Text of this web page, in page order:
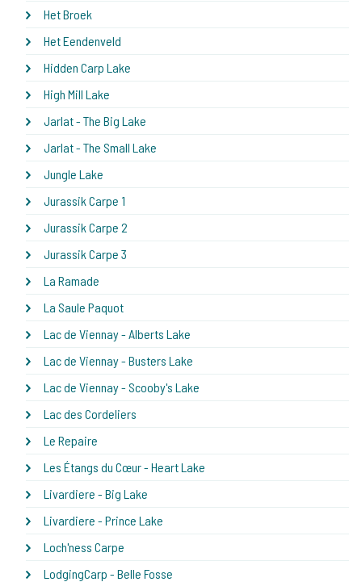
Het Broek
Het Eendenveld
Hidden Carp Lake
High Mill Lake
Jarlat - The Big Lake
Jarlat - The Small Lake
Jungle Lake
Jurassik Carpe 1
Jurassik Carpe 2
Jurassik Carpe 3
La Ramade
La Saule Paquot
Lac de Viennay - Alberts Lake
Lac de Viennay - Busters Lake
Lac de Viennay - Scooby's Lake
Lac des Cordeliers
Le Repaire
Les Étangs du Cœur - Heart Lake
Livardiere - Big Lake
Livardiere - Prince Lake
Loch'ness Carpe
LodgingCarp - Belle Fosse